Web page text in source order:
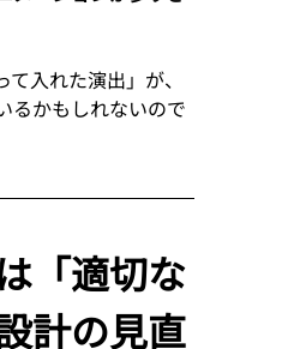
入れた演出」が、
るかもしれないので
「適切な
計の見直